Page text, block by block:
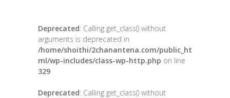
Deprecated: Calling get_class() without
arguments is deprecated in
/home/shoithi/2chanantena.com/public_ht
ml/wp-includes/class-wp-http.php on line
329
Deprecated: Calling get_class() without